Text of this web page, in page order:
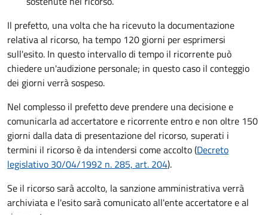
Il prefetto, una volta che ha ricevuto la documentazione
relativa al ricorso, ha tempo 120 giorni per esprimersi
sull'esito. In questo intervallo di tempo il ricorrente può
chiedere un'audizione personale; in questo caso il conteggio
dei giorni verrà sospeso.
Nel complesso il prefetto deve prendere una decisione e
comunicarla ad accertatore e ricorrente entro e non oltre 150
giorni dalla data di presentazione del ricorso, superati i
termini il ricorso è da intendersi come accolto (Decreto
legislativo 30/04/1992 n. 285, art. 204).
Se il ricorso sarà accolto, la sanzione amministrativa verrà
archiviata e l'esito sarà comunicato all'ente accertatore e al